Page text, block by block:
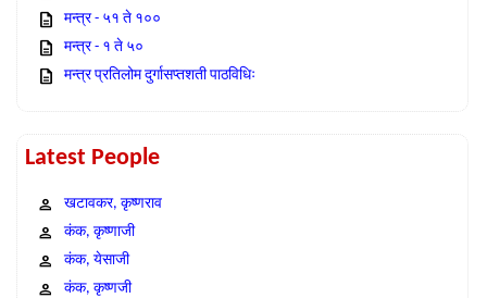
मन्त्र - ५१ ते १००
मन्त्र - १ ते ५०
मन्त्र प्रतिलोम दुर्गासप्तशती पाठविधिः
Latest People
खटावकर, कृष्णराव
कंक, कृष्णाजी
कंक, येसाजी
कंक, कृष्णजी